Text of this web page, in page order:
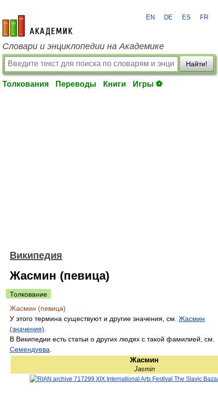
academic.ru
EN DE ES FR
Словари и энциклопедии на Академике
Найти!
Толкования Переводы Книги Игры ⚽
Википедия
Жасмин (певица)
Толкование
Жасмин (певица)
У этого термина существуют и другие значения, см. Жасмин
(значения)
В Википедии есть статьи о других людях с такой фамилией, см.
Семендуева
Жасмин
Jasmin